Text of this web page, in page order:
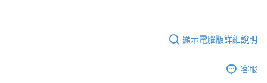
顯示電腦版詳細說明
客服